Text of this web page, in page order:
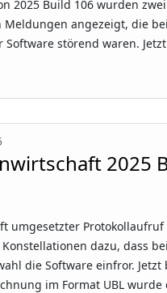
2025 Build 106 wurden
Meldungen angezeigt, die
Software störend waren.
2025
umgesetzter Protokollaufruf
dazu, dass
die Software einfror. Jetzt
im Format UBL wurde